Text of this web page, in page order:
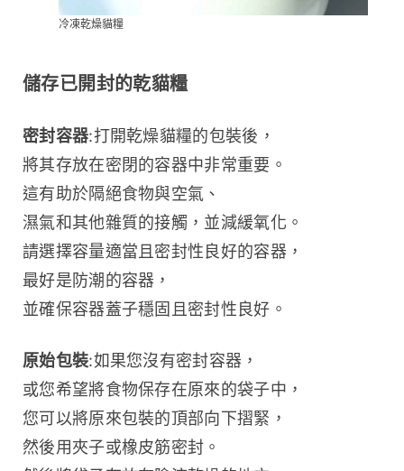
冷凍乾燥貓糧
儲存已開封的乾貓糧
密封容器:打開乾燥貓糧的包裝後，
將其存放在密閉的容器中非常重要。
這有助於隔絕食物與空氣、
濕氣和其他雜質的接觸，並減緩氧化。
請選擇容量適當且密封性良好的容器，
最好是防潮的容器，
並確保容器蓋子穩固且密封性良好。
原始包裝:如果您沒有密封容器，
或您希望將食物保存在原來的袋子中，
您可以將原來包裝的頂部向下摺緊，
然後用夾子或橡皮筋密封。